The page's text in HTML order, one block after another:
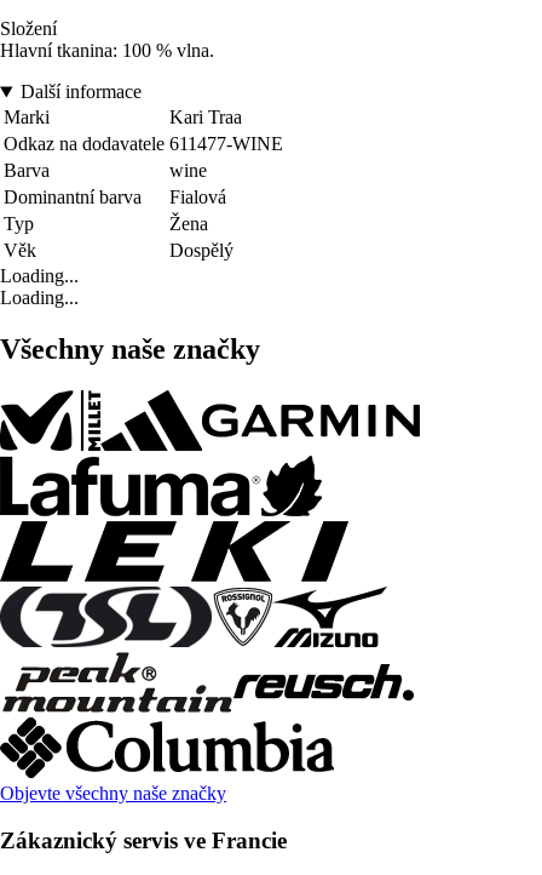
Složení
Hlavní tkanina: 100 % vlna.
Další informace
Marki
Kari Traa
Odkaz na dodavatele 611477-WINE
Barva
wine
Dominantní barva
Fialová
Typ
Žena
Věk
Dospělý
Loading...
Loading...
Všechny naše značky
Objevte všechny naše značky
Zákaznický servis ve Francie